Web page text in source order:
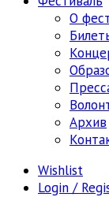
О
Архив
Wishlist
Login /